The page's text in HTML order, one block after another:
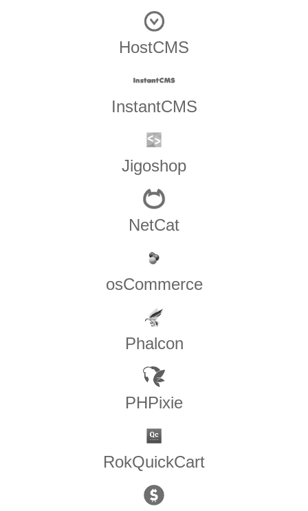
HostCMS
InstantCMS
Jigoshop
NetCat
osCommerce
Phalcon
PHPixie
RokQuickCart